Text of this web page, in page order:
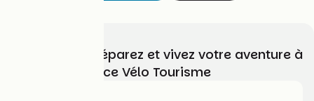
Choisissez, préparez et vivez votre aventure à
vélo avec France Vélo Tourisme